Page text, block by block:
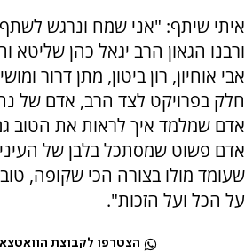
איתי שיתף: "אני שמח ונרגש
ורבנו הגאון הרב יגאל כהן שליטא
אבי אוחיון, רון ביטון, מתן דרור
חלק בפרויקט לצד הרב, אדם של
אדם שמלמד איך לראות את הטוב
אדם פשוט שמסתכל בלבן של
שעומד מולו בצורה הכי שקופה,
על הכל ועל הזכות".
הצטרפו לקבוצת